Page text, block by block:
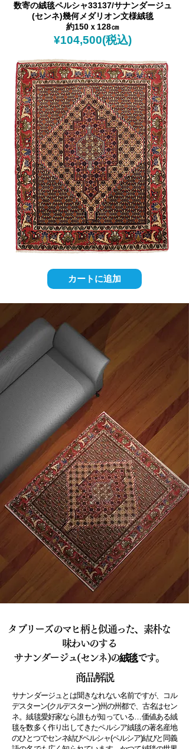
数寄の絨毯ペルシャ33137/サナンダージュ
(センネ)幾何メダリオン文様絨毯
約150ｘ128㎝
​¥104,500(税込)
カートに追加
タブリーズのマヒ柄と似通った、素朴な
味わいのする
​サナンダージュ(センネ)の絨毯です。
商品解説
サナンダージュとは聞きなれない名前ですが、コル
デスターン(クルデスターン)州の州都で、古名はセン
ネ。絨毯愛好家なら誰もが知っている…価値ある絨
毯を数多く作り出してきたペルシア絨毯の著名産地
のひとつでセンネ結びペルシャ(ペルシア)結びと同義